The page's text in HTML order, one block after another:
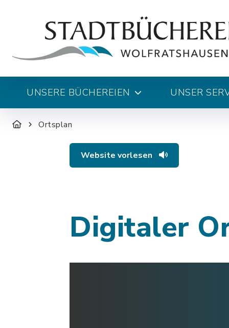
UNSERE BÜCHEREIEN UNSER
Ortsplan
Website vorlesen
Digitaler